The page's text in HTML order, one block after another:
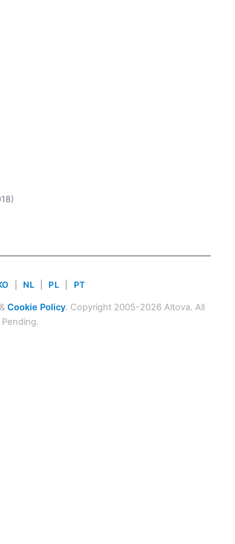
NL PL PT
Cookie Policy. Copyright 2005-2026 Altova. All